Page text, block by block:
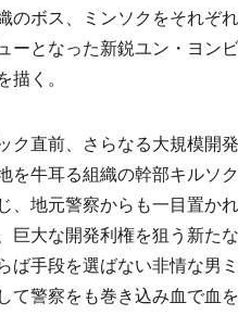
のボス、ミンソクをそれぞ
ーとなった新鋭ユン・ヨン
く。
ク直前、さらなる大規模開
を牛耳る組織の幹部キルソ
、地元警察からも一目置か
巨大な開発利権を狙う新た
ば手段を選ばない非情な男
て警察をも巻き込み血で血